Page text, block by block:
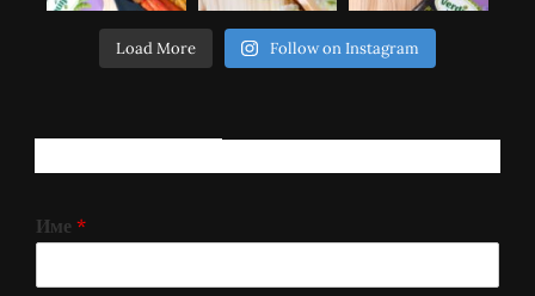
Load More Follow on Instagram
Име *